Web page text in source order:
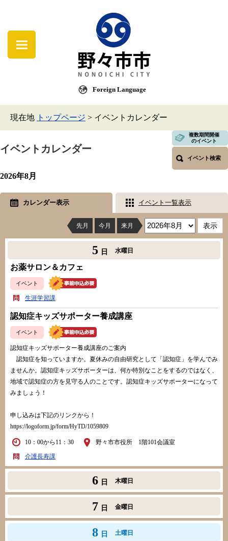
Foreign Language
現在地 トップページ > イベントカレンダー
イベントカレンダー
複数期間開催
のイベント
イベント検索
2026年8月
カレンダー表示 イベント一覧表示
先月 今月 来月
5 日 水曜日
お薬サロン＆カフェ
イベント
生涯学習課
認知症キッズサポーター養成講座
イベント
認知症キッズサポーター養成講座のご案内
認知症を知っていますか。夏休みの自由研究として「認知症」を学んでみ
ませんか。認知症キッズサポーターは、何か特別なことをするのではなく、
地域で認知症の方を見守る人のことです。認知症キッズサポーターになって
みましょう！
申し込みは下記のリンクから！
https://logoform.jp/form/HyTD/1059809
10：00から11：30 野々市市役所 1階101会議室
介護長寿課
6 日 木曜日
7 日 金曜日
8 日 土曜日